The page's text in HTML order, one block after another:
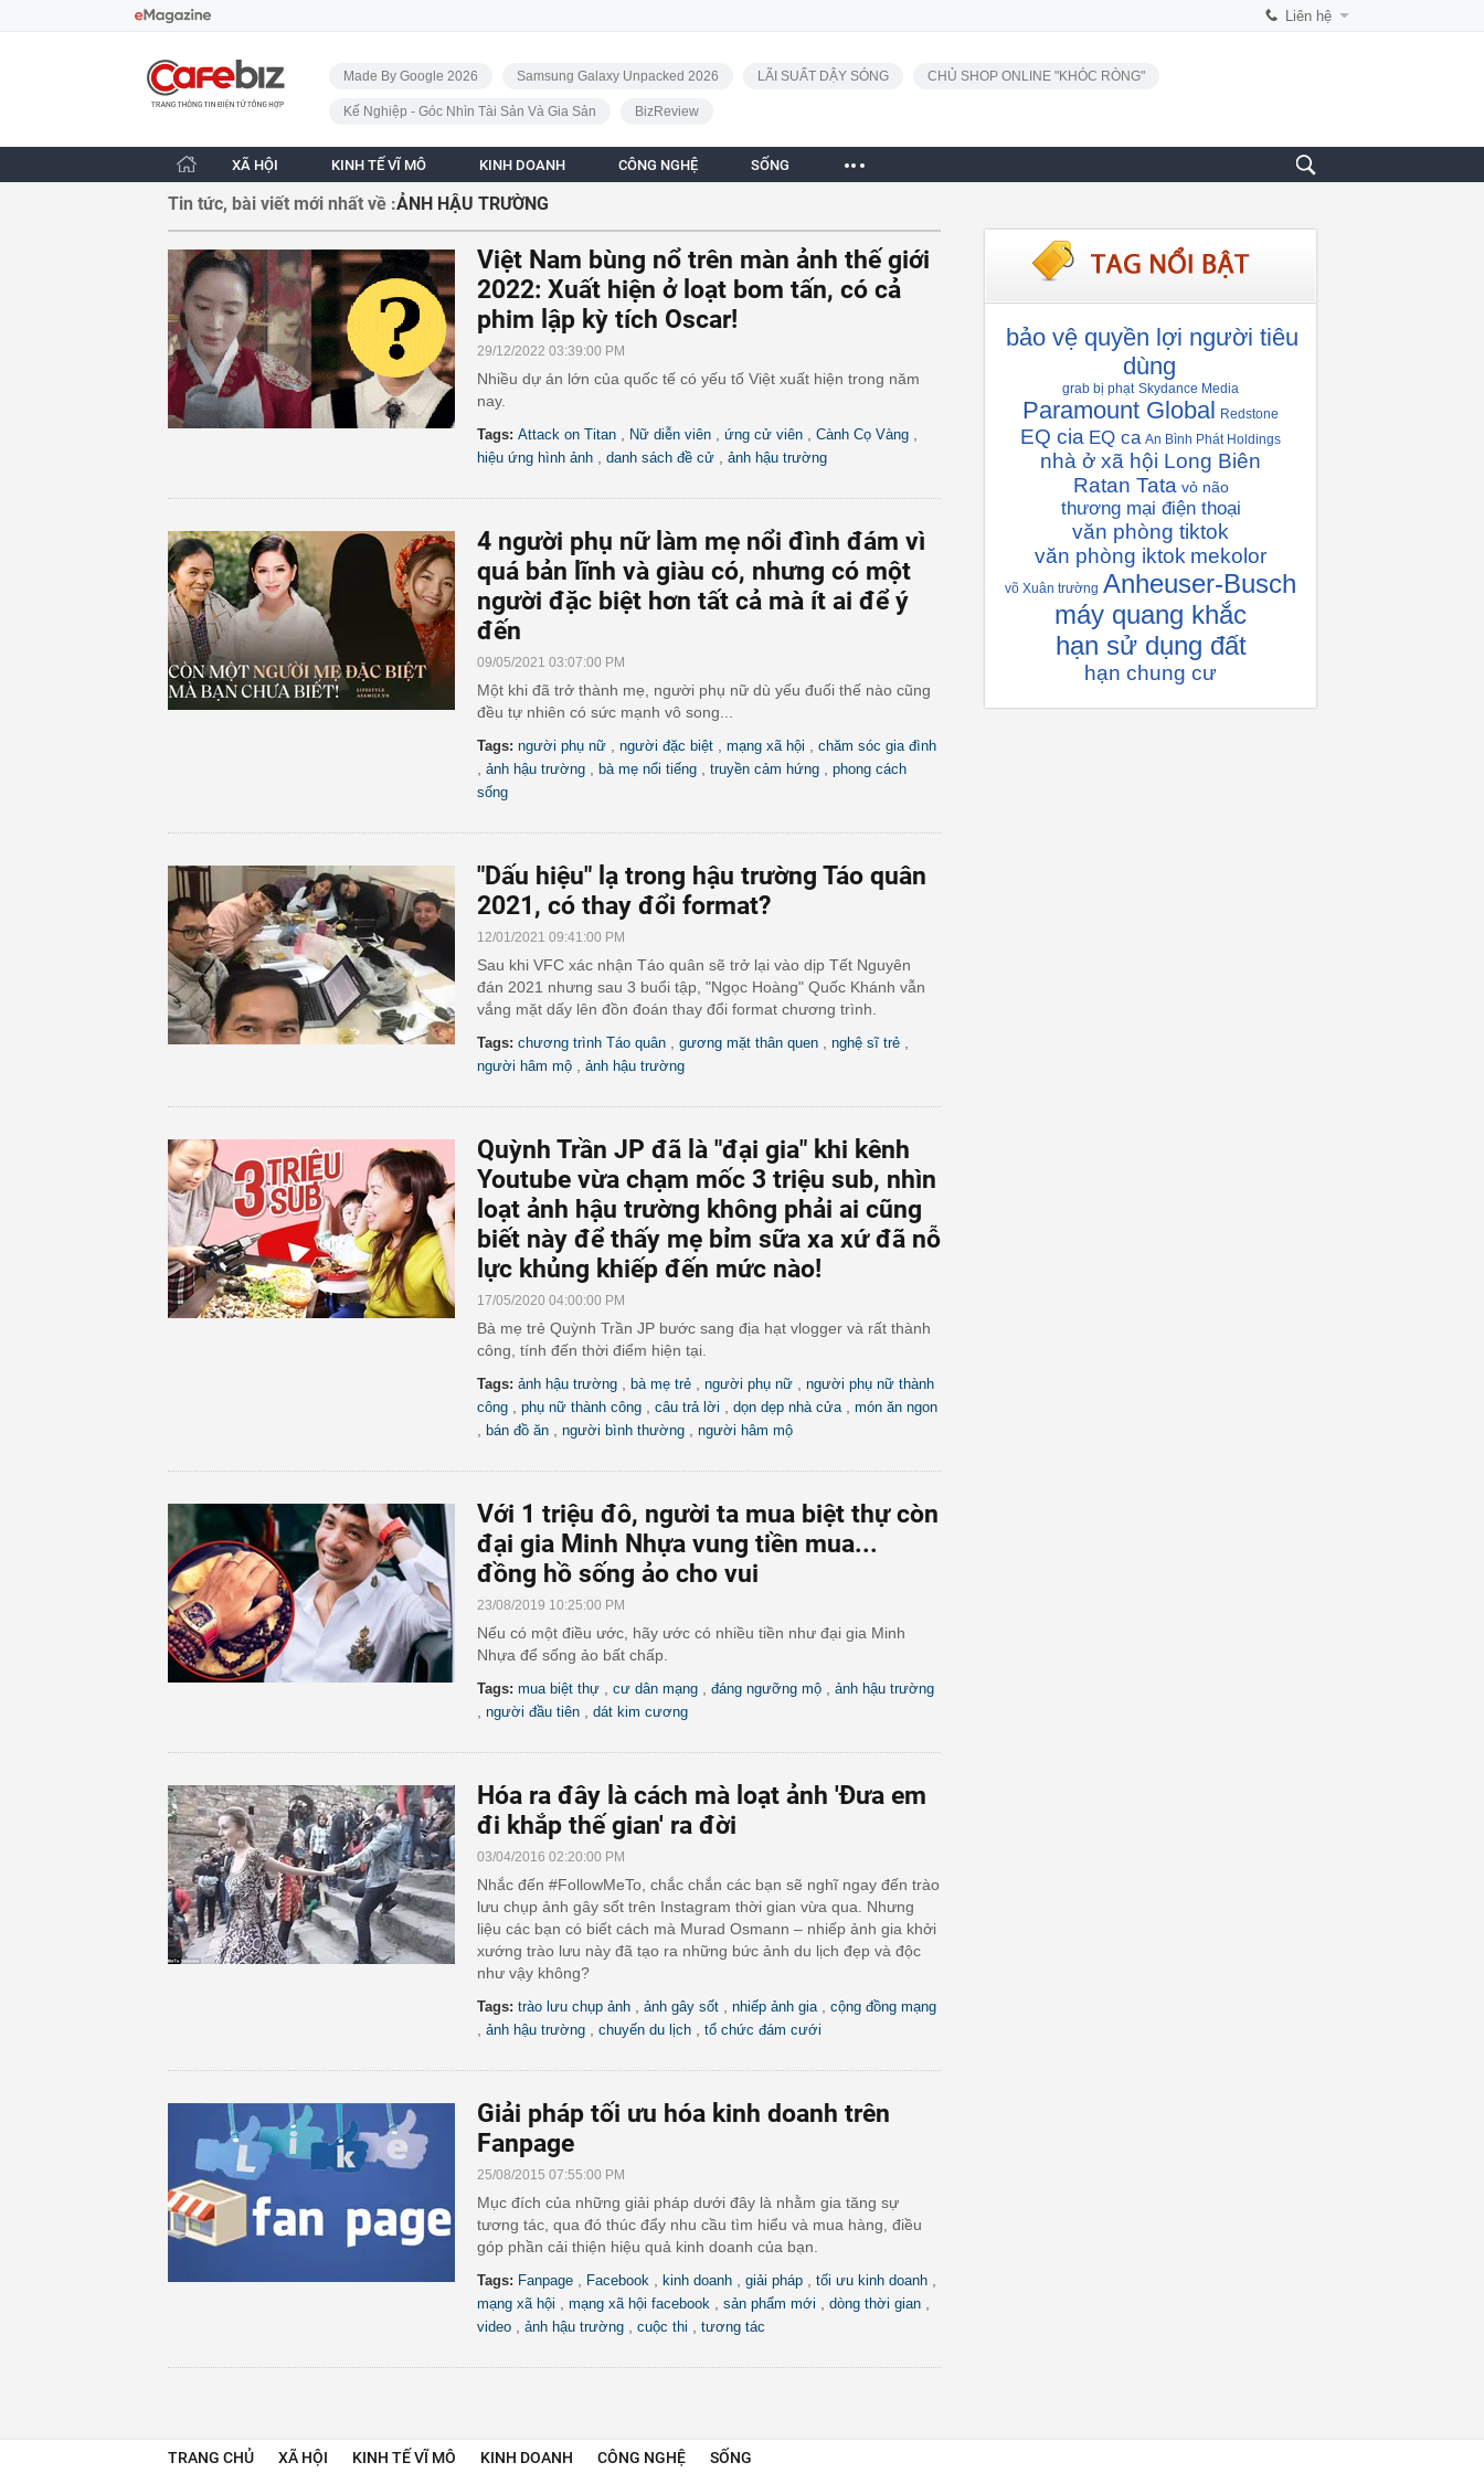
Liên hệ
CafeBiz - Trang chủ
Made By Google 2026
Samsung Galaxy Unpacked 2026 LÃI SUẤT DẬY SÓNG CHỦ SHOP ONLINE "KHÓC RÒNG"
Kế Nghiệp - Góc Nhìn Tài Sản Và Gia Sản BizReview
XÃ HỘI KINH TẾ VĨ MÔ KINH DOANH CÔNG NGHỆ SỐNG
Tin tức, bài viết mới nhất về :ẢNH HẬU TRƯỜNG
Việt Nam bùng nổ trên màn ảnh thế giới
2022: Xuất hiện ở loạt bom tấn, có cả
phim lập kỳ tích Oscar!
29/12/2022 03:39:00 PM
Nhiều dự án lớn của quốc tế có yếu tố Việt xuất hiện trong năm
nay.
Tags: Attack on Titan Nữ diễn viên ứng cử viên Cành Cọ Vàng
hiệu ứng hình ảnh danh sách đề cử ảnh hậu trường
4 người phụ nữ làm mẹ nổi đình đám vì
quá bản lĩnh và giàu có, nhưng có một
người đặc biệt hơn tất cả mà ít ai để ý
đến
09/05/2021 03:07:00 PM
Một khi đã trở thành mẹ, người phụ nữ dù yếu đuối thế nào cũng
đều tự nhiên có sức mạnh vô song...
Tags: người phụ nữ người đặc biệt mạng xã hội chăm sóc gia đình
ảnh hậu trường bà mẹ nổi tiếng truyền cảm hứng
phong cách
sống
"Dấu hiệu" lạ trong hậu trường Táo quân
2021, có thay đổi format?
12/01/2021 09:41:00 PM
Sau khi VFC xác nhận Táo quân sẽ trở lại vào dịp Tết Nguyên
đán 2021 nhưng sau 3 buổi tập, "Ngọc Hoàng" Quốc Khánh vẫn
vắng mặt dấy lên đồn đoán thay đổi format chương trình.
Tags: chương trình Táo quân gương mặt thân quen nghệ sĩ trẻ
người hâm mộ ảnh hậu trường
Quỳnh Trần JP đã là "đại gia" khi kênh
Youtube vừa chạm mốc 3 triệu sub, nhìn
loạt ảnh hậu trường không phải ai cũng
biết này để thấy mẹ bỉm sữa xa xứ đã nỗ
lực khủng khiếp đến mức nào!
17/05/2020 04:00:00 PM
Bà mẹ trẻ Quỳnh Trần JP bước sang địa hạt vlogger và rất thành
công, tính đến thời điểm hiện tại.
Tags: ảnh hậu trường bà mẹ trẻ người phụ nữ
người phụ nữ thành
công
phụ nữ thành công câu trả lời dọn dẹp nhà cửa món ăn ngon
bán đồ ăn người bình thường người hâm mộ
Với 1 triệu đô, người ta mua biệt thự còn
đại gia Minh Nhựa vung tiền mua...
đồng hồ sống ảo cho vui
23/08/2019 10:25:00 PM
Nếu có một điều ước, hãy ước có nhiều tiền như đại gia Minh
Nhựa để sống ảo bất chấp.
Tags: mua biệt thự cư dân mạng đáng ngưỡng mộ ảnh hậu trường
người đầu tiên dát kim cương
Hóa ra đây là cách mà loạt ảnh 'Đưa em
đi khắp thế gian' ra đời
03/04/2016 02:20:00 PM
Nhắc đến #FollowMeTo, chắc chắn các bạn sẽ nghĩ ngay đến trào
lưu chụp ảnh gây sốt trên Instagram thời gian vừa qua. Nhưng
liệu các bạn có biết cách mà Murad Osmann – nhiếp ảnh gia khởi
xướng trào lưu này đã tạo ra những bức ảnh du lịch đẹp và độc
như vậy không?
Tags: trào lưu chụp ảnh ảnh gây sốt nhiếp ảnh gia cộng đồng mạng
ảnh hậu trường chuyến du lịch tổ chức đám cưới
Giải pháp tối ưu hóa kinh doanh trên
Fanpage
25/08/2015 07:55:00 PM
Mục đích của những giải pháp dưới đây là nhằm gia tăng sự
tương tác, qua đó thúc đẩy nhu cầu tìm hiểu và mua hàng, điều
góp phần cải thiện hiệu quả kinh doanh của bạn.
Tags: Fanpage Facebook kinh doanh giải pháp tối ưu kinh doanh
mạng xã hội mạng xã hội facebook sản phẩm mới dòng thời gian
video ảnh hậu trường cuộc thi tương tác
bảo vệ quyền lợi người tiêu
dùng
grab bị phạt Skydance Media
Paramount Global Redstone
EQ cia EQ ca An Bình Phát Holdings
nhà ở xã hội Long Biên
Ratan Tata vỏ não
thương mại điện thoại
văn phòng tiktok
văn phòng iktok mekolor
võ Xuân trường Anheuser-Busch
máy quang khắc
hạn sử dụng đất
hạn chung cư
TRANG CHỦ XÃ HỘI KINH TẾ VĨ MÔ KINH DOANH CÔNG NGHỆ SỐNG